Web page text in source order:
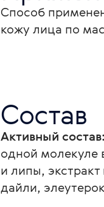
Способ
кожу лица по
Состав
Активный состав:
одной молекуле
и липы,
дайли,